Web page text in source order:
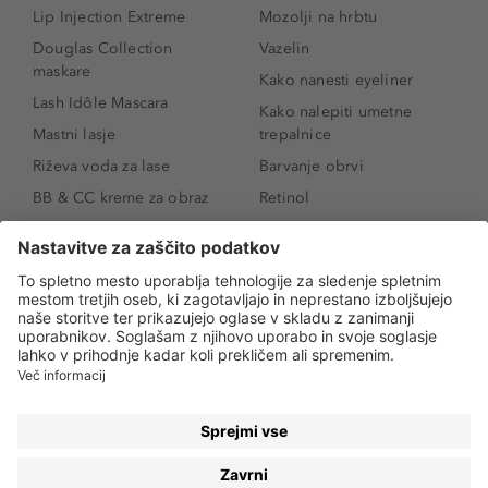
Lip Injection Extreme
Douglas Collection
maskare
Lash Idôle Mascara
Mastni lasje
Riževa voda za lase
BB & CC kreme za obraz
SPF 30
Senčila za oči
Tekoči puder
Ličenje povešenih vek
Kako povečati oči
Mozolji na hrbtu
Vazelin
Kako nanesti eyeliner
Kako nalepiti umetne
trepalnice
Barvanje obrvi
Retinol
Niacinamid
Rozacea
Salicilna kislina